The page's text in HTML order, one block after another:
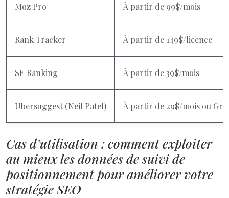
Moz Pro À partir de 99$/mois
Rank Tracker À partir de 149$/licence
SE Ranking À partir de 39$/mois
Ubersuggest (Neil Patel) À partir de 29$/mois ou
Cas d’utilisation : comment exploiter
au mieux les données de suivi de
positionnement pour améliorer votre
stratégie SEO